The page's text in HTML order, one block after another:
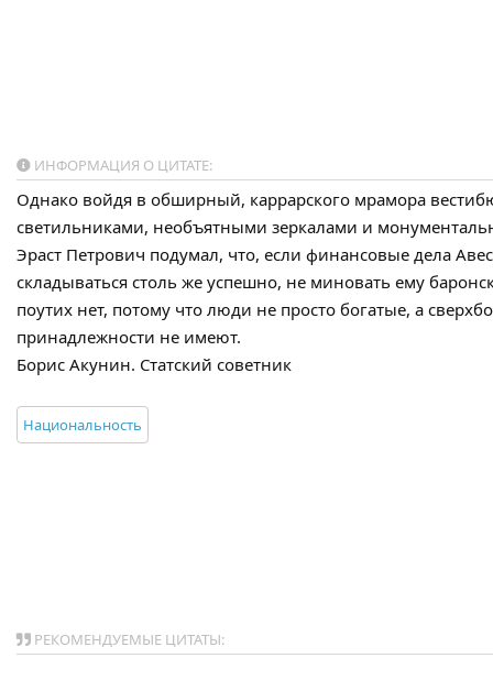
ИНФОРМАЦИЯ О ЦИТАТЕ:
Однако войдя в обширный, каррарского мрамора
светильниками, необъятными зеркалами и
Эраст Петрович подумал, что, если финансовые дела
складываться столь же успешно, не миновать ему
поутих нет, потому что люди не просто богатые, а
принадлежности не имеют.
Борис Акунин. Статский советник
Национальность
РЕКОМЕНДУЕМЫЕ ЦИТАТЫ: